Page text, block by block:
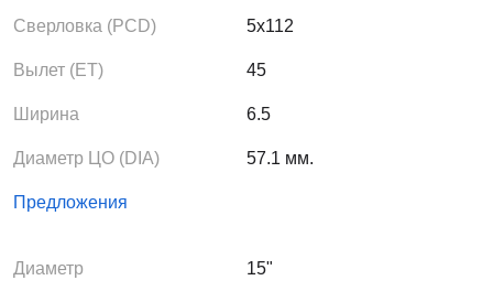
Сверловка (PCD) 5x112
Вылет (ЕТ) 45
Ширина 6.5
Диаметр ЦО (DIA) 57.1 мм.
Предложения
Диаметр 15"